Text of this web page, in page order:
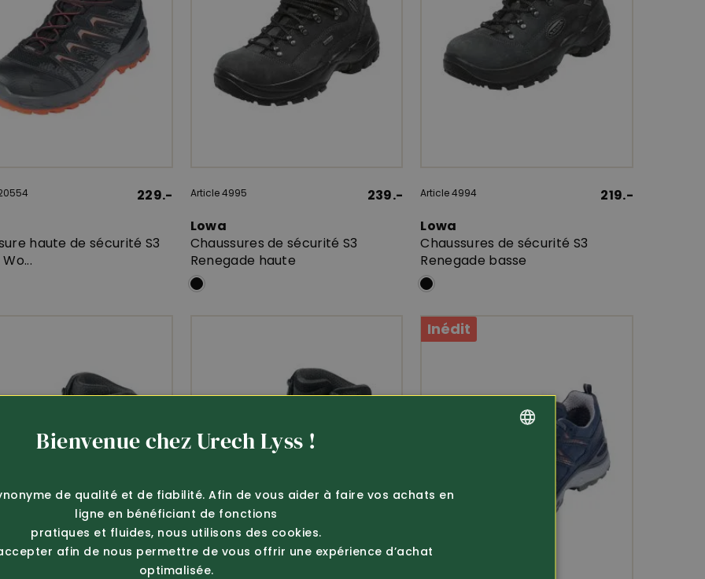
229.-
haute de sécurité S3
Article 4995
239.-
Lowa
Chaussures de sécurité S3
Renegade haute
Article 4994
219.-
Lowa
Chaussures de sécurité S3
Renegade basse
Inédit
Bienvenue chez Urech Lyss !
de qualité et de fiabilité. Afin de vous aider à faire vos achats en
ligne en bénéficiant de fonctions
pratiques et fluides, nous utilisons des cookies.
afin de nous permettre de vous offrir une expérience d’achat
optimalisée.